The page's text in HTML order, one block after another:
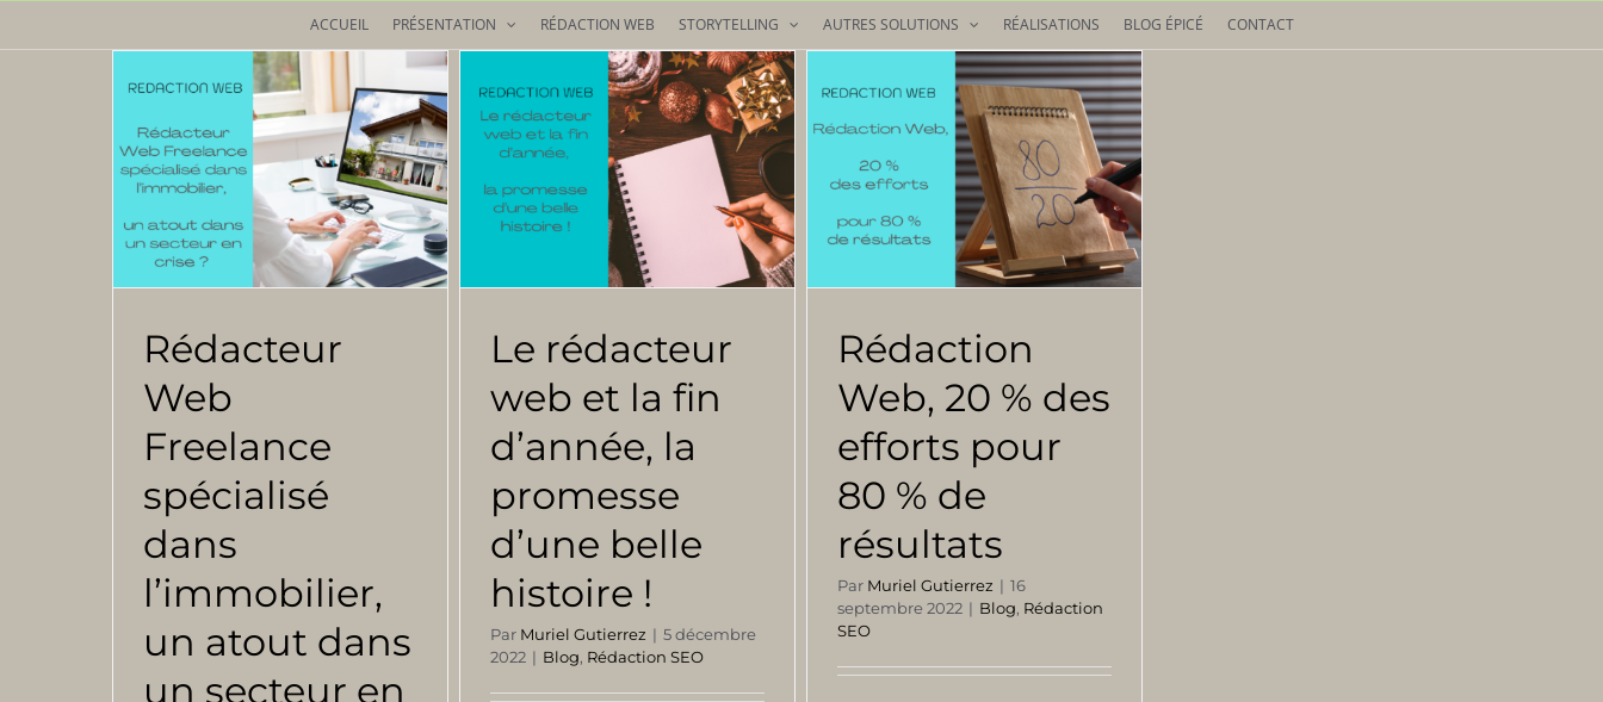
ACCUEIL PRÉSENTATION RÉDACTION WEB STORYTELLING AUTRES SOLUTIONS RÉALISATIONS BLOG ÉPICÉ CONTACT
Rédacteur
Web
Freelance
spécialisé
dans
l’immobilier,
un atout dans
un secteur en
Le rédacteur
web et la fin
d’année, la
promesse
d’une belle
histoire !
Par Muriel Gutierrez | 5 décembre
2022 | Blog, Rédaction SEO
Rédaction
Web, 20 % des
efforts pour
80 % de
résultats
Par Muriel Gutierrez | 16
septembre 2022 | Blog, Rédaction
SEO